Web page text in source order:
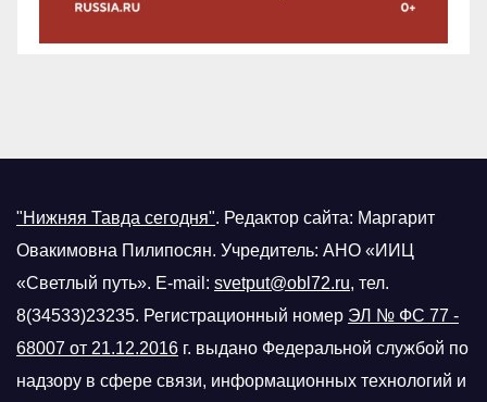
"Нижняя Тавда сегодня". Редактор сайта: Маргарит
Овакимовна Пилипосян. Учредитель: АНО «ИИЦ
«Светлый путь». E-mail: svetput@obl72.ru, тел.
8(34533)23235. Регистрационный номер ЭЛ № ФС 77 -
68007 от 21.12.2016 г. выдано Федеральной службой по
надзору в сфере связи, информационных технологий и